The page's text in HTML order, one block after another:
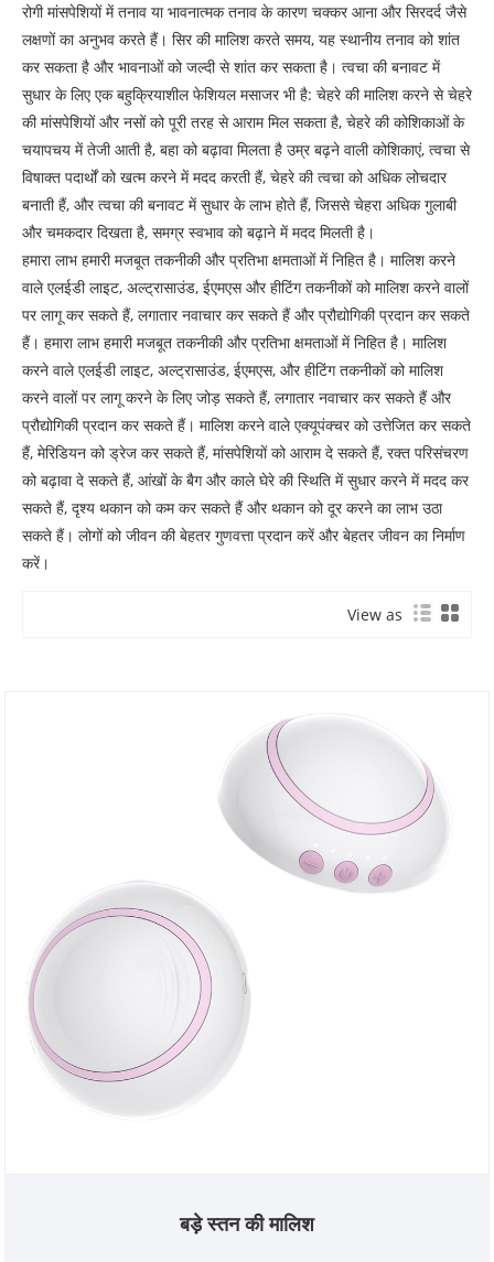
रोगी मांसपेशियों में तनाव या भावनात्मक तनाव के कारण चक्कर आना और सिरदर्द जैसे
लक्षणों का अनुभव करते हैं। सिर की मालिश करते समय, यह स्थानीय तनाव को शांत
कर सकता है और भावनाओं को जल्दी से शांत कर सकता है। त्वचा की बनावट में
सुधार के लिए एक बहुक्रियाशील फेशियल मसाजर भी है: चेहरे की मालिश करने से चेहरे
की मांसपेशियों और नसों को पूरी तरह से आराम मिल सकता है, चेहरे की कोशिकाओं के
चयापचय में तेजी आती है, बहा को बढ़ावा मिलता है उम्र बढ़ने वाली कोशिकाएं, त्वचा से
विषाक्त पदार्थों को खत्म करने में मदद करती हैं, चेहरे की त्वचा को अधिक लोचदार
बनाती हैं, और त्वचा की बनावट में सुधार के लाभ होते हैं, जिससे चेहरा अधिक गुलाबी
और चमकदार दिखता है, समग्र स्वभाव को बढ़ाने में मदद मिलती है।
हमारा लाभ हमारी मजबूत तकनीकी और प्रतिभा क्षमताओं में निहित है। मालिश करने
वाले एलईडी लाइट, अल्ट्रासाउंड, ईएमएस और हीटिंग तकनीकों को मालिश करने वालों
पर लागू कर सकते हैं, लगातार नवाचार कर सकते हैं और प्रौद्योगिकी प्रदान कर सकते
हैं। हमारा लाभ हमारी मजबूत तकनीकी और प्रतिभा क्षमताओं में निहित है। मालिश
करने वाले एलईडी लाइट, अल्ट्रासाउंड, ईएमएस, और हीटिंग तकनीकों को मालिश
करने वालों पर लागू करने के लिए जोड़ सकते हैं, लगातार नवाचार कर सकते हैं और
प्रौद्योगिकी प्रदान कर सकते हैं। मालिश करने वाले एक्यूपंक्चर को उत्तेजित कर सकते
हैं, मेरिडियन को ड्रेज कर सकते हैं, मांसपेशियों को आराम दे सकते हैं, रक्त परिसंचरण
को बढ़ावा दे सकते हैं, आंखों के बैग और काले घेरे की स्थिति में सुधार करने में मदद कर
सकते हैं, दृश्य थकान को कम कर सकते हैं और थकान को दूर करने का लाभ उठा
सकते हैं। लोगों को जीवन की बेहतर गुणवत्ता प्रदान करें और बेहतर जीवन का निर्माण
करें।
View as
बड़े स्तन की मालिश